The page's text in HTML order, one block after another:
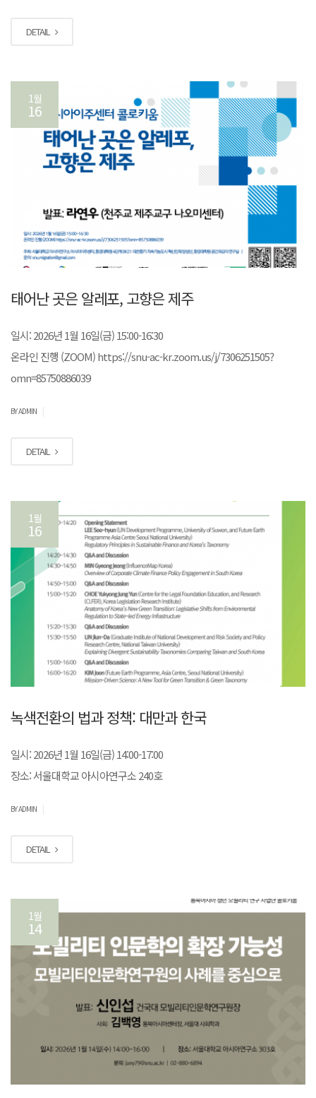
DETAIL
1월
16
태어난 곳은 알레포, 고향은 제주
일시: 2026년 1월 16일(금) 15:00-16:30
온라인 진행 (ZOOM) https://snu-ac-kr.zoom.us/j/7306251505?
omn=85750886039
BY ADMIN
DETAIL
1월
16
녹색전환의 법과 정책: 대만과 한국
일시: 2026년 1월 16일(금) 14:00-17:00
장소: 서울대학교 아시아연구소 240호
BY ADMIN
DETAIL
1월
14